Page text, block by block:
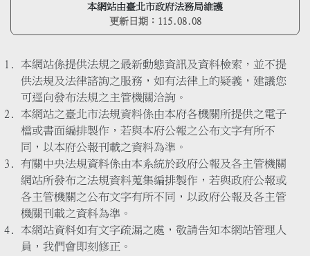
本網站由臺北市政府法務局維護
更新日期： 115.08.08
本網站係提供法規之最新動態資訊及資料檢索，並不提
供法規及法律諮詢之服務，如有法律上的疑義，建議您
可逕向發布法規之主管機關洽詢。
本網站之臺北市法規資料係由本府各機關所提供之電子
檔或書面編排製作，若與本府公報之公布文字有所不
同，以本府公報刊載之資料為準。
有關中央法規資料係由本系統於政府公報及各主管機關
網站所發布之法規資料蒐集編排製作，若與政府公報或
各主管機關之公布文字有所不同，以政府公報及各主管
機關刊載之資料為準。
本網站資料如有文字疏漏之處，敬請告知本網站管理人
員，我們會即刻修正。